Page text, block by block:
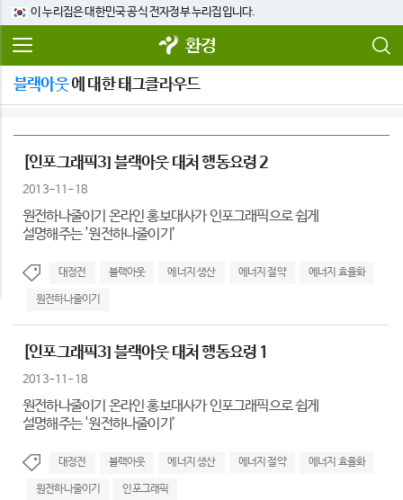
이 누리집은 대한민국 공식 전자정부 누리집입니다.
환경
블랙아웃에 대한 태그클라우드
[인포그래픽3] 블랙아웃 대처 행동요령 2
2013-11-18
원전하나줄이기 온라인 홍보대사가 인포그래픽으로 쉽게
설명해주는 '원전하나줄이기’
대정전 블랙아웃 에너지 생산 에너지 절약 에너지 효율화
원전하나줄이기
[인포그래픽3] 블랙아웃 대처 행동요령 1
2013-11-18
원전하나줄이기 온라인 홍보대사가 인포그래픽으로 쉽게
설명해주는 '원전하나줄이기’
대정전 블랙아웃 에너지 생산 에너지 절약 에너지 효율화
원전하나줄이기 인포그래픽